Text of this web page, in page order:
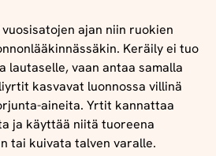
ajan niin ruokien
Keräily ei tuo
lautaselle, vaan antaa samalla
kasvavat luonnossa villinä
aineita. Yrtit kannattaa
ja käyttää niitä tuoreena
tai kuivata talven varalle.